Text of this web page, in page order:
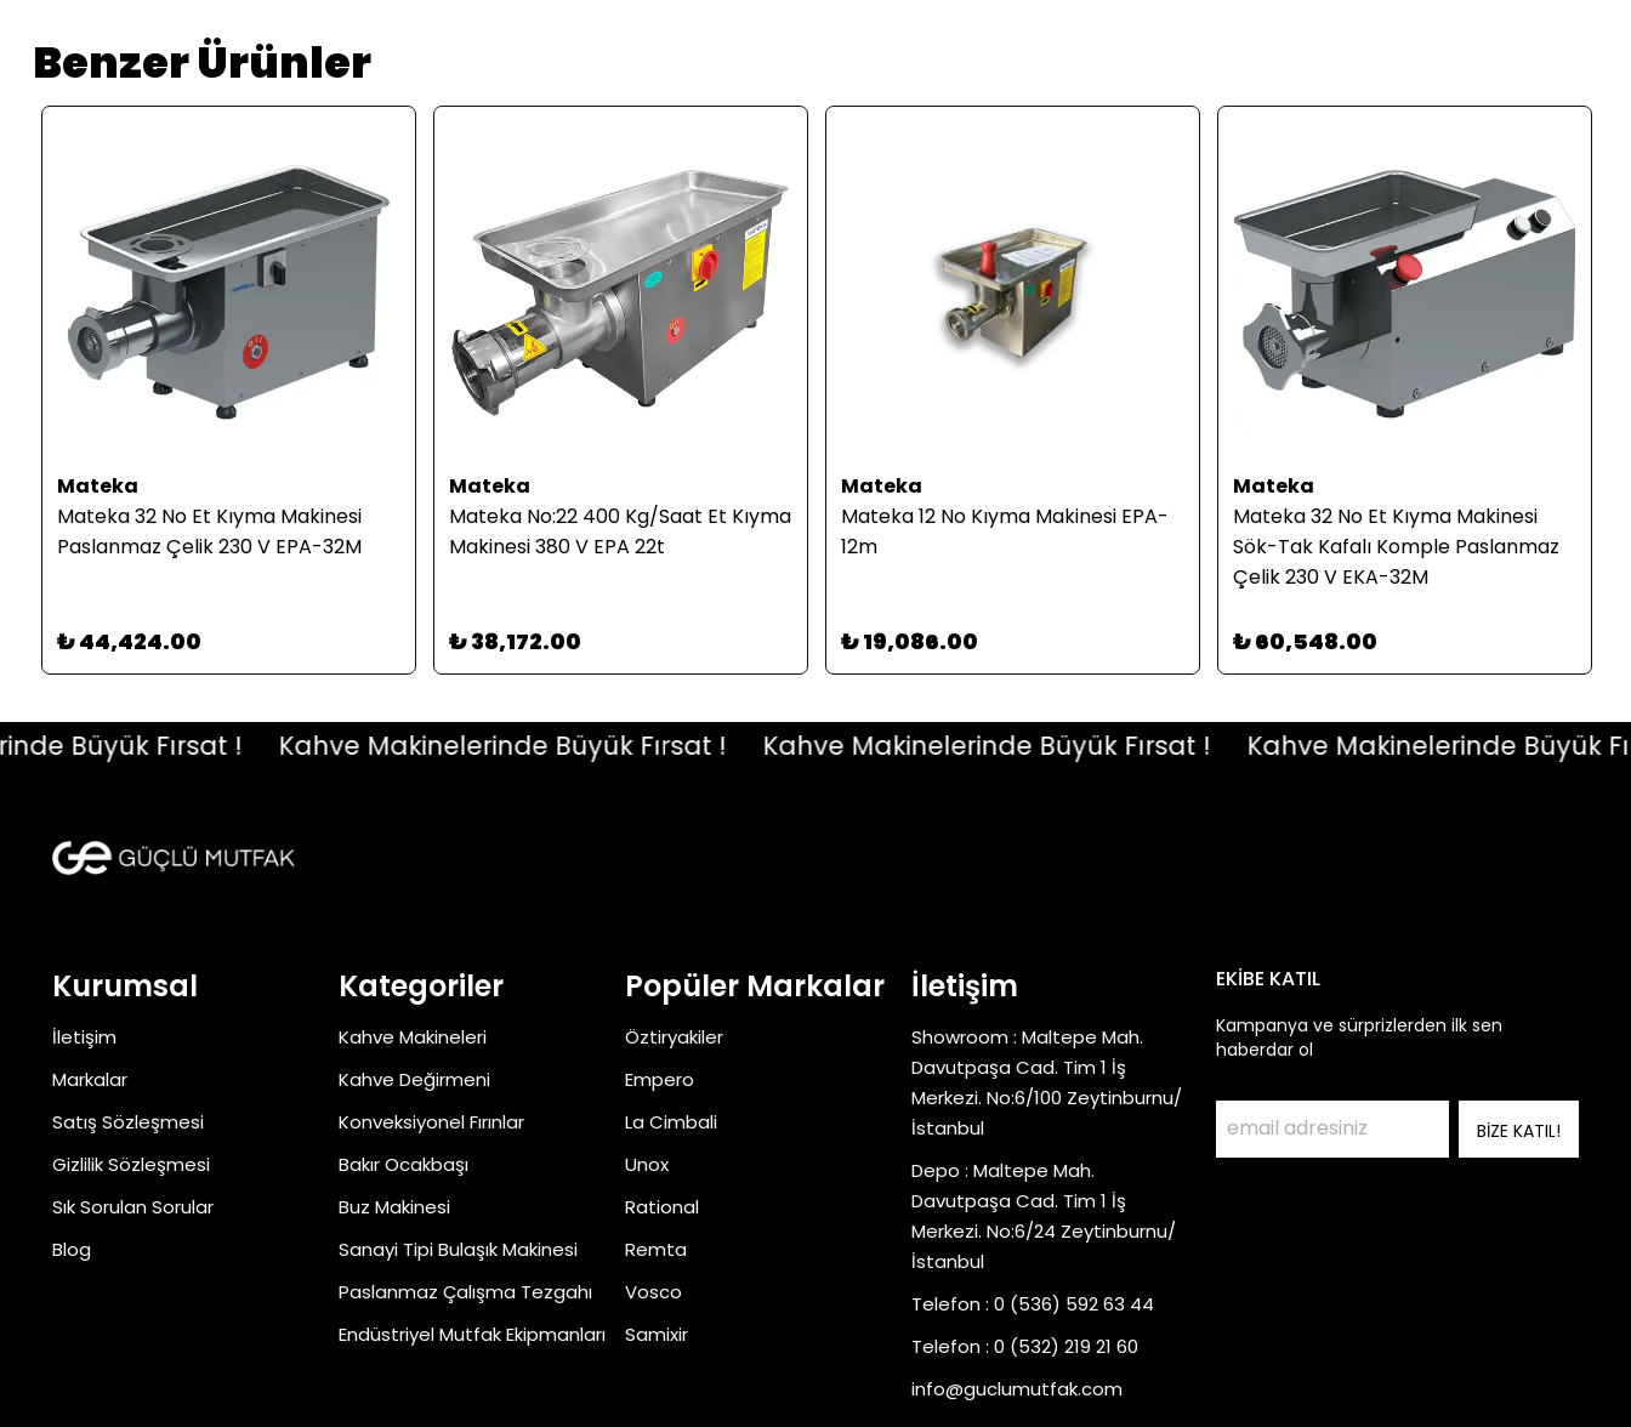
Benzer Ürünler
Mateka
Mateka 32 No Et Kıyma Makinesi
Paslanmaz Çelik 230 V EPA-32M
₺ 44,424.00
Mateka
Mateka No:22 400 Kg/Saat Et Kıyma
Makinesi 380 V EPA 22t
₺ 38,172.00
Mateka
Mateka 12 No Kıyma Makinesi EPA-
12m
₺ 19,086.00
Mateka
Mateka 32 No Et Kıyma Makinesi
Sök-Tak Kafalı Komple Paslanmaz
Çelik 230 V EKA-32M
₺ 60,548.00
Büyük Fırsat ! Kahve Makinelerinde Büyük Fırsat ! Kahve Makinelerinde Büyük Fırsat ! Kahve Makinelerinde Büyük
Kurumsal
İletişim
Markalar
Satış Sözleşmesi
Gizlilik Sözleşmesi
Sık Sorulan Sorular
Blog
Kategoriler
Kahve Makineleri
Kahve Değirmeni
Konveksiyonel Fırınlar
Bakır Ocakbaşı
Buz Makinesi
Sanayi Tipi Bulaşık Makinesi
Paslanmaz Çalışma Tezgahı
Endüstriyel Mutfak Ekipmanları
Popüler Markalar
Öztiryakiler
Empero
La Cimbali
Unox
Rational
Remta
Vosco
Samixir
İletişim
Showroom : Maltepe Mah.
Davutpaşa Cad. Tim 1 İş
Merkezi. No:6/100 Zeytinburnu/
İstanbul
Depo : Maltepe Mah.
Davutpaşa Cad. Tim 1 İş
Merkezi. No:6/24 Zeytinburnu/
İstanbul
Telefon : 0 (536) 592 63 44
Telefon : 0 (532) 219 21 60
info@guclumutfak.com
EKİBE KATIL
Kampanya ve sürprizlerden ilk sen
haberdar ol
BİZE KATIL!